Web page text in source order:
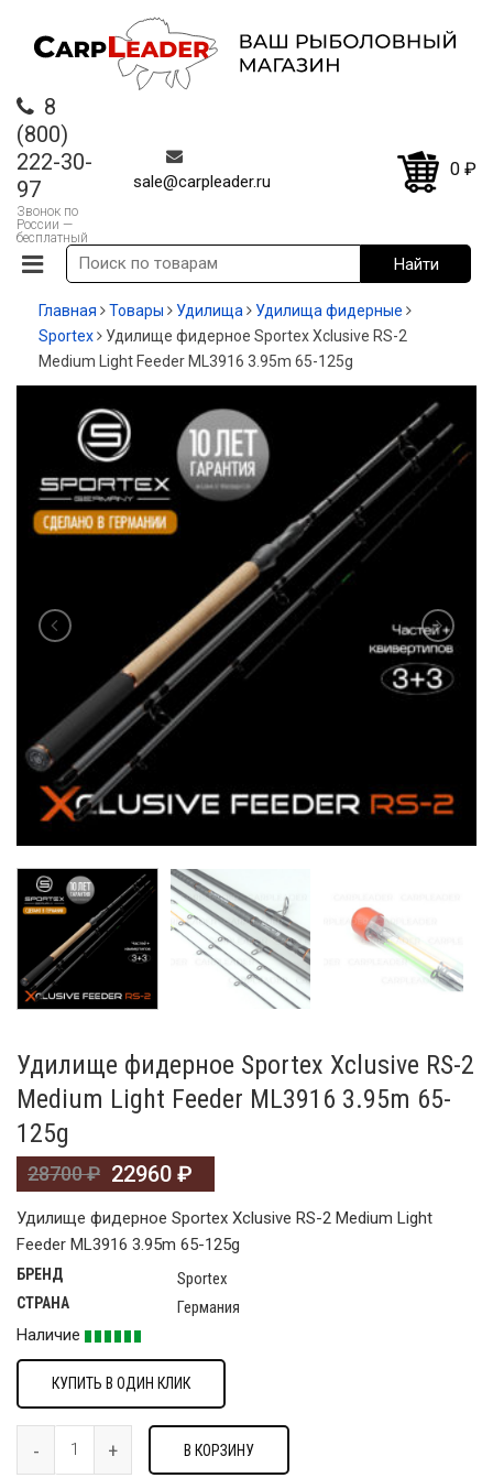
8
(800)
222-30-
97
Звонок по
России —
бесплатный
sale@carpleader.ru
0 ₽
Главная Товары Удилища
Удилища фидерные
Sportex
Удилище фидерное Sportex Xclusive RS-2
Medium Light Feeder ML3916 3.95m 65-125g
Удилище фидерное Sportex Xclusive RS-2
Medium Light Feeder ML3916 3.95m 65-
125g
28700₽ 22960 ₽
Удилище фидерное Sportex Xclusive RS-2 Medium Light
Feeder ML3916 3.95m 65-125g
БРЕНД Sportex
СТРАНА
Германия
Наличие
КУПИТЬ В ОДИН КЛИК
В КОРЗИНУ